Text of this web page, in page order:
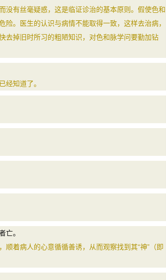
有丝毫疑惑，这是临证诊治的基本原则。假使色和
。医生的认识与病情不能取得一致，这样去治病，
去掉旧时所习的粗陋知识，对色和脉学问要勤加钻
知道了。
亡。
着病人的心意循循善诱，从而观察找到其“神”（即